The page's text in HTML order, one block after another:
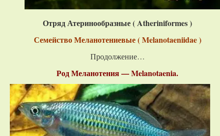
Отряд Атеринообразные (Atheriniformes)
Семейство Меланотениевые ( Melanotaeniidae )
Продолжение…
Род Меланотения — Melanotaenia.